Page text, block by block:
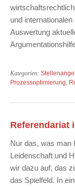
und
Auswertung
Kategorien:
Prozessoptimierung,
Referendariat
Nur das, was man
Leidenschaft und
wir dazu auf, das
das Spielfeld. In